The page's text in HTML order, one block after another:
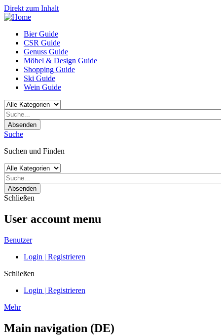
Direkt zum Inhalt
Bier Guide
CSR Guide
Genuss Guide
Möbel & Design Guide
Shopping Guide
Ski Guide
Wein Guide
Absenden
Suche
Suchen und Finden
Absenden
Schließen
User account menu
Benutzer
Login | Registrieren
Schließen
Login | Registrieren
Mehr
Main navigation (DE)